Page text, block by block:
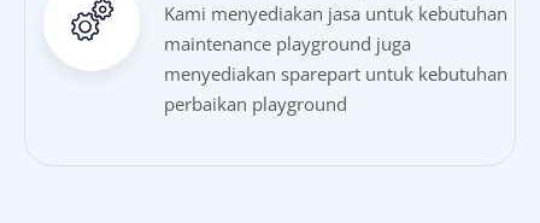
Kami menyediakan jasa untuk kebutuhan
maintenance playground juga
menyediakan sparepart untuk kebutuhan
perbaikan playground